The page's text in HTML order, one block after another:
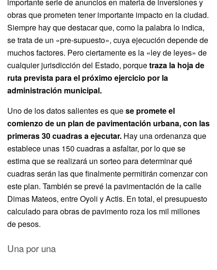
obras que prometen tener importante impacto en la ciudad.
Siempre hay que destacar que, como la palabra lo indica,
se trata de un «pre-supuesto», cuya ejecución depende de
muchos factores. Pero ciertamente es la «ley de leyes» de
cualquier jurisdicción del Estado, porquetraza la hoja de
ruta prevista para el próximo ejercicio por la
administración municipal.
Uno de los datos salientes es quese promete el
comienzo de un plan de pavimentación urbana, con las
primeras 30 cuadras a ejecutar. Hay una ordenanza que
establece unas 150 cuadras a asfaltar, por lo que se
estima que se realizará un sorteo para determinar qué
cuadras serán las que finalmente permitirán comenzar con
este plan. También se prevé la pavimentación de la calle
Dimas Mateos, entre Oyoli y Actis. En total, el presupuesto
calculado para obras de pavimento roza los mil millones
de pesos.
Una por una